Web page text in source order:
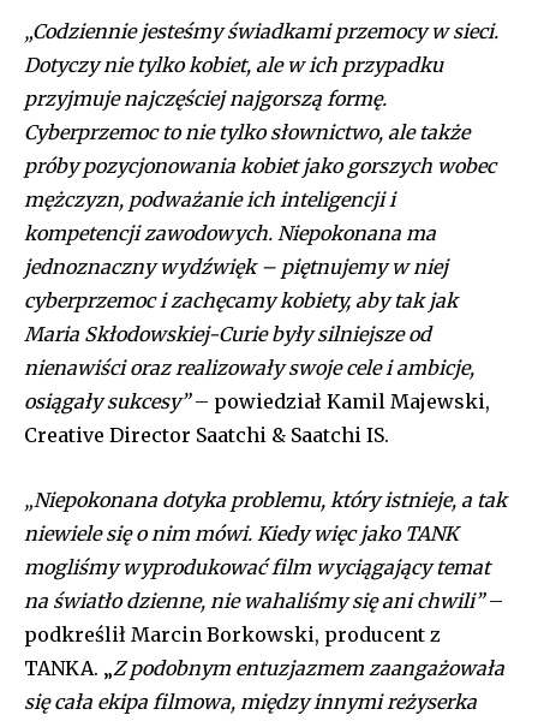
„Codziennie jesteśmy świadkami przemocy w sieci.
Dotyczy nie tylko kobiet, ale w ich przypadku
przyjmuje najczęściej najgorszą formę.
Cyberprzemoc to nie tylko słownictwo, ale także
próby pozycjonowania kobiet jako gorszych wobec
mężczyzn, podważanie ich inteligencji i
kompetencji zawodowych. Niepokonana ma
jednoznaczny wydźwięk – piętnujemy w niej
cyberprzemoc i zachęcamy kobiety, aby tak jak
Maria Skłodowskiej-Curie były silniejsze od
nienawiści oraz realizowały swoje cele i ambicje,
osiągały sukcesy”– powiedział Kamil Majewski,
Creative Director Saatchi & Saatchi IS.
„Niepokonana dotyka problemu, który istnieje, a tak
niewiele się o nim mówi. Kiedy więc jako TANK
mogliśmy wyprodukować film wyciągający temat
na światło dzienne, nie wahaliśmy się ani chwili”–
podkreślił Marcin Borkowski, producent z
TANKA. „Z podobnym entuzjazmem zaangażowała
się cała ekipa filmowa, między innymi reżyserka